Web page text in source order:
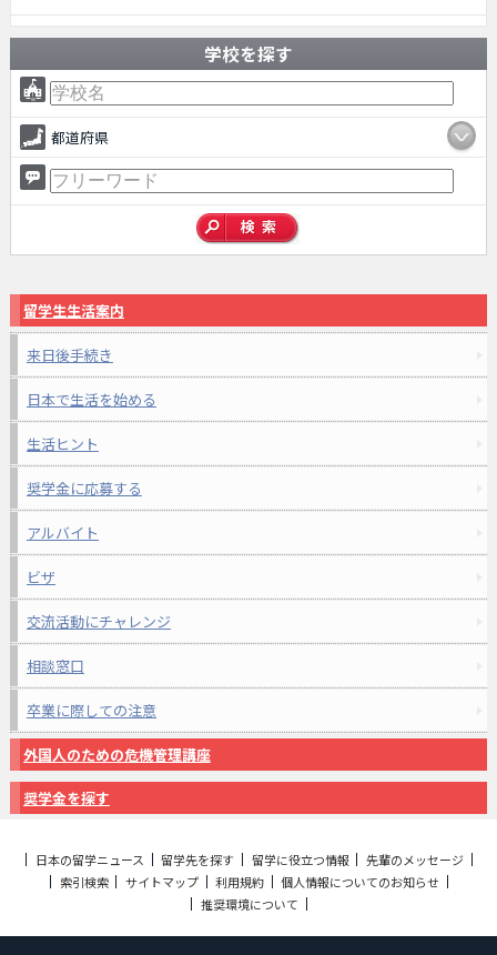
学校を探す
都道府県
留学生生活案内
来日後手続き
日本で生活を始める
生活ヒント
奨学金に応募する
アルバイト
ビザ
交流活動にチャレンジ
相談窓口
卒業に際しての注意
外国人のための危機管理講座
奨学金を探す
日本の留学ニュース 留学先を探す 留学に役立つ情報
先輩のメッセージ
索引検索
サイトマップ 利用規約
個人情報についてのお知らせ
推奨環境について